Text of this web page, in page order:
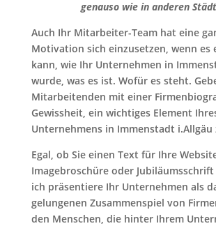
genauso wie in anderen
Auch Ihr Mitarbeiter-Team hat eine
Motivation sich einzusetzen, wenn es
kann, wie Ihr Unternehmen in
wurde, was es ist. Wofür es steht.
Mitarbeitenden mit einer
Gewissheit, ein wichtiges Element
Unternehmens in Immenstadt i.Allgäu
Egal, ob Sie einen Text für Ihre
Imagebroschüre oder
ich präsentiere Ihr Unternehmen als
gelungenen Zusammenspiel von
den Menschen, die hinter Ihrem